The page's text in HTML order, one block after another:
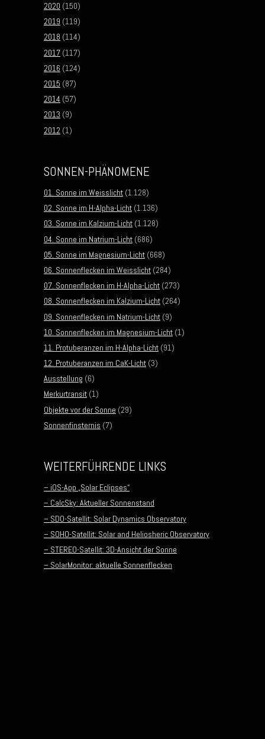
2020 (150)
2019 (119)
2018 (114)
2017 (117)
2016 (124)
2015 (87)
2014 (57)
2013 (9)
2012 (1)
SONNEN-PHÄNOMENE
01. Sonne im Weisslicht (1.128)
02. Sonne im H-Alpha-Licht (1.136)
03. Sonne im Kalzium-Licht (1.128)
04. Sonne im Natrium-Licht (686)
05. Sonne im Magnesium-Licht (668)
06. Sonnenflecken im Weisslicht (284)
07. Sonnenflecken im H-Alpha-Licht (273)
08. Sonnenflecken im Kalzium-Licht (264)
09. Sonnenflecken im Natrium-Licht (9)
10. Sonnenflecken im Magnesium-Licht (1)
11. Protuberanzen im H-Alpha-Licht (91)
12. Protuberanzen im CaK-Licht (3)
Ausstellung (6)
Merkurtransit (1)
Objekte vor der Sonne (29)
Sonnenfinsternis (7)
WEITERFÜHRENDE LINKS
– iOS-App „Solar Eclipses“
– CalcSky: Aktueller Sonnenstand
– SDO-Satellit: Solar Dynamics Observatory
– SOHO-Satellit: Solar and Heliosheric Observatory
– STEREO-Satellit: 3D-Ansicht der Sonne
– SolarMonitor: aktuelle Sonnenflecken